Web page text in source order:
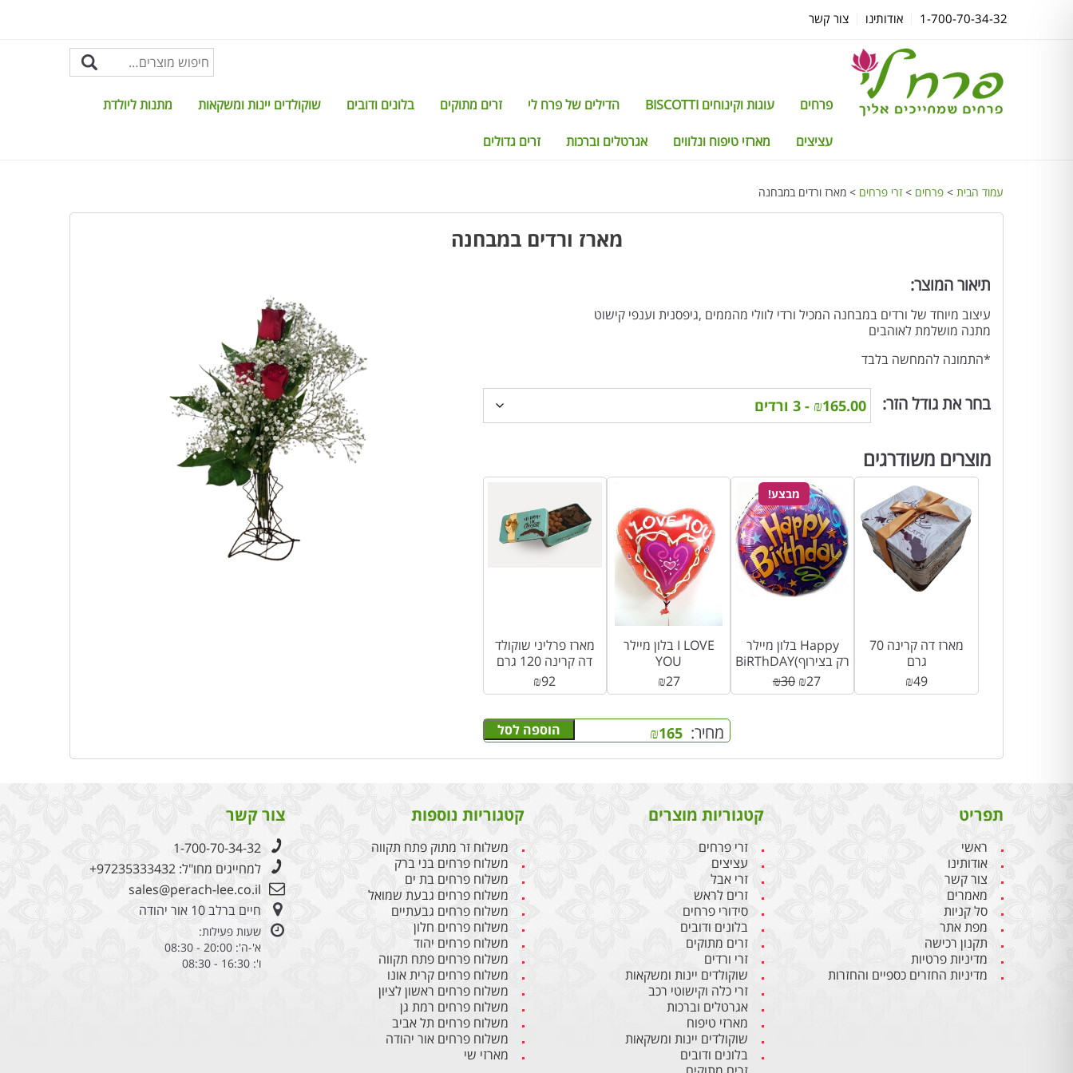
1-700-70-34-32 אודותינו צור קשר
פרחים עוגות וקינוחים BISCOTTI הדילים של פרח לי זרים מתוקים בלונים ודובים שוקולדים יינות ומשקאות מתנות ליולדת
עציצים מארזי טיפוח ונלווים אגרטלים וברכות זרים גדולים
עמוד הבית > פרחים > זרי פרחים > מארז ורדים במבחנה
מארז ורדים במבחנה
תיאור המוצר:
עיצוב מיוחד של ורדים במבחנה המכיל ורדי לוולי מהממים ,גיפסנית וענפי קישוט
מתנה מושלמת לאוהבים
*התמונה להמחשה בלבד
בחר את גודל הזר:
מחיר: ₪165 הוספה לסל
מוצרים משודרגים
מארז פרליני שוקולד
דה קרינה 120 גרם
בהכשר בד”ץ
₪92
בלון מיילר I LOVE
YOU
₪27
מבצע!
בלון מיילר Happy
BiRThDAY(רק בצירוף
לזר פרחים)
₪30 ₪27
מארז דה קרינה 70
גרם
₪49
תפריט
ראשי
אודותינו
צור קשר
מאמרים
סל קניות
מפת אתר
תקנון רכישה
מדיניות פרטיות
מדיניות החזרים כספיים והחזרות
קטגוריות מוצרים
זרי פרחים
עציצים
זרי אבל
זרים לראש
סידורי פרחים
בלונים ודובים
זרים מתוקים
זרי ורדים
שוקולדים יינות ומשקאות
זרי כלה וקישוטי רכב
אגרטלים וברכות
מארזי טיפוח
שוקולדים יינות ומשקאות
בלונים ודובים
קטגוריות נוספות
משלוח זר מתוק פתח תקווה
משלוח פרחים בני ברק
משלוח פרחים בת ים
משלוח פרחים גבעת שמואל
משלוח פרחים גבעתיים
משלוח פרחים חלון
משלוח פרחים יהוד
משלוח פרחים פתח תקווה
משלוח פרחים קרית אונו
משלוח פרחים ראשון לציון
משלוח פרחים רמת גן
משלוח פרחים תל אביב
משלוח פרחים אור יהודה
מארזי שי
צור קשר
1-700-70-34-32
למחייגים מחו"ל: +97235333432
sales@perach-lee.co.il
חיים ברלב 10 אור יהודה
שעות פעילות:
א'-ה': 20:00 - 08:30
ו': 16:30 - 08:30